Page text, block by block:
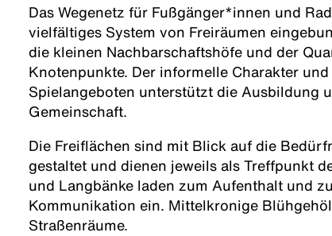
Das Wegenetz für Fußgänger*innen und
vielfältiges System von Freiräumen
die kleinen Nachbarschaftshöfe und der
Knotenpunkte. Der informelle Charakter
Spielangeboten unterstützt die Ausbildung
Gemeinschaft.
Die Freiflächen sind mit Blick auf die
gestaltet und dienen jeweils als Treffpunkt
und Langbänke laden zum Aufenthalt und
Kommunikation ein. Mittelkronige
Straßenräume.